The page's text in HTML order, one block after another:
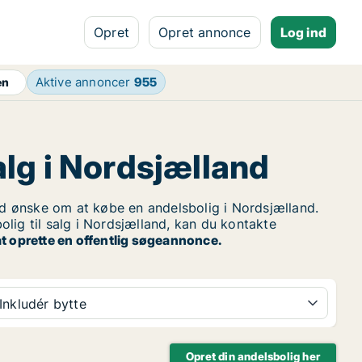
Opret Opret annonce Log ind
Aktive annoncer 955
i Nordsjælland
ønske om at købe en andelsbolig i Nordsjælland.
til salg i Nordsjælland, kan du kontakte
oprette en offentlig søgeannonce.
Inkludér bytte
Opret din andelsbolig her